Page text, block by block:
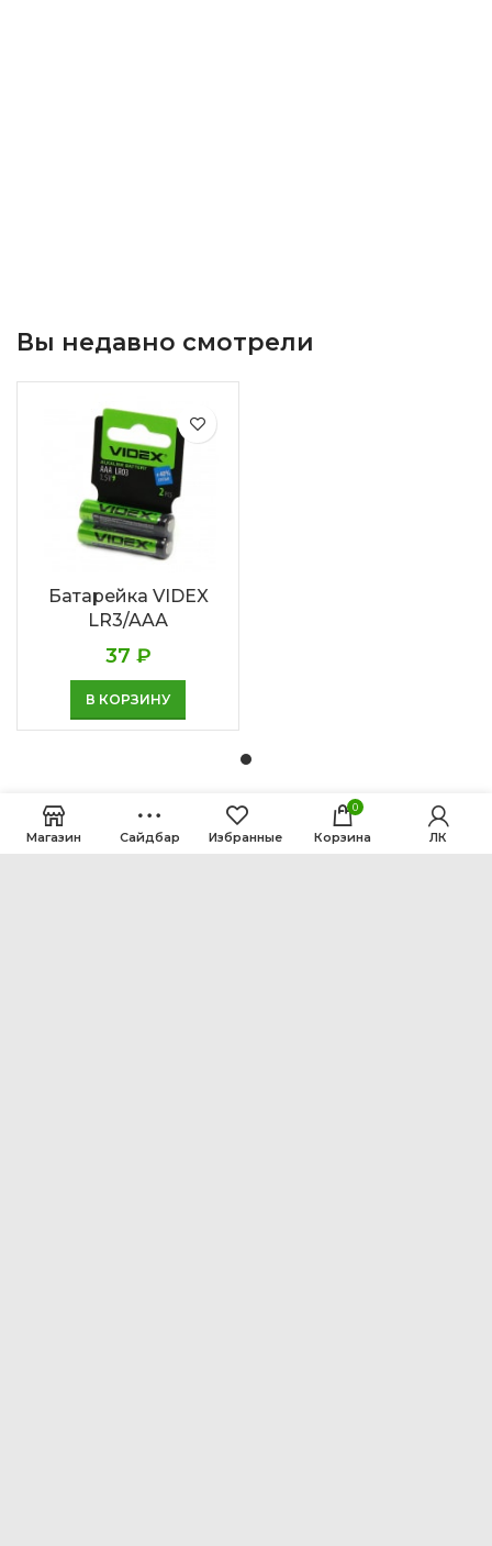
Вы недавно смотрели
Батарейка VIDEX
LR3/AAА
37 ₽
В КОРЗИНУ
Магазин Сайдбар Избранные
0
Корзина ЛК